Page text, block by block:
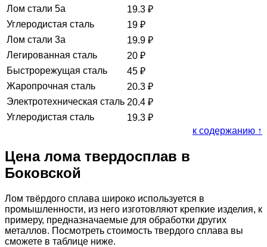
Лом стали 5а
19.3 ₽
Углеродистая сталь
19 ₽
Лом стали 3а
19.9 ₽
Легированная сталь
20 ₽
Быстрорежущая сталь
45 ₽
Жаропрочная сталь
20.3 ₽
Электротехническая сталь 20.4 ₽
Углеродистая сталь
19.3 ₽
к содержанию ↑
Цена лома твердосплав в
Боковской
Лом твёрдого сплава широко используется в
промышленности, из него изготовляют крепкие изделия, к
примеру, предназначаемые для обработки других
металлов. Посмотреть стоимость твердого сплава вы
сможете в таблице ниже.